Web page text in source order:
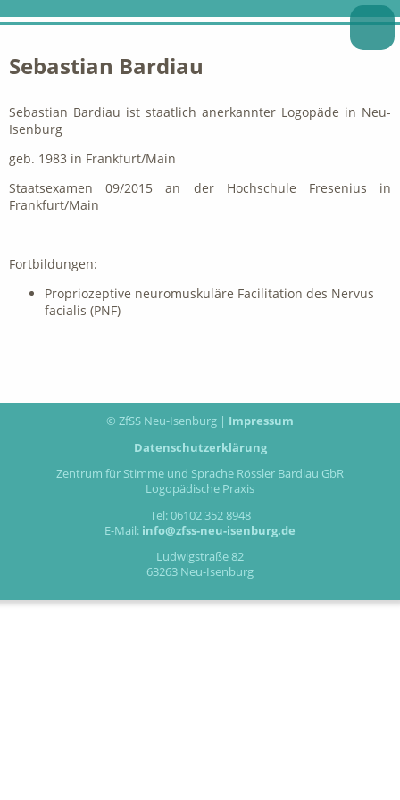
Sebastian Bardiau
Sebastian Bardiau ist staatlich anerkannter Logopäde in Neu-
Isenburg
geb. 1983 in Frankfurt/Main
Staatsexamen 09/2015 an der Hochschule Fresenius in
Frankfurt/Main
Fortbildungen:
Propriozeptive neuromuskuläre Facilitation des Nervus
facialis (PNF)
© ZfSS Neu-Isenburg | Impressum
Datenschutzerklärung
Zentrum für Stimme und Sprache Rössler Bardiau GbR
Logopädische Praxis
Tel: 06102 352 8948
E-Mail: info@zfss-neu-isenburg.de
Ludwigstraße 82
63263 Neu-Isenburg